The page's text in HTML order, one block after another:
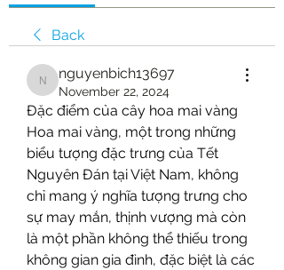
Back
nguyenbich13697
nguyenbich13697
November 22, 2024
Đặc điểm của cây hoa mai vàng
Hoa mai vàng, một trong những
biểu tượng đặc trưng của Tết
Nguyên Đán tại Việt Nam, không
chỉ mang ý nghĩa tượng trưng cho
sự may mắn, thịnh vượng mà còn
là một phần không thể thiếu trong
không gian gia đình, đặc biệt là các